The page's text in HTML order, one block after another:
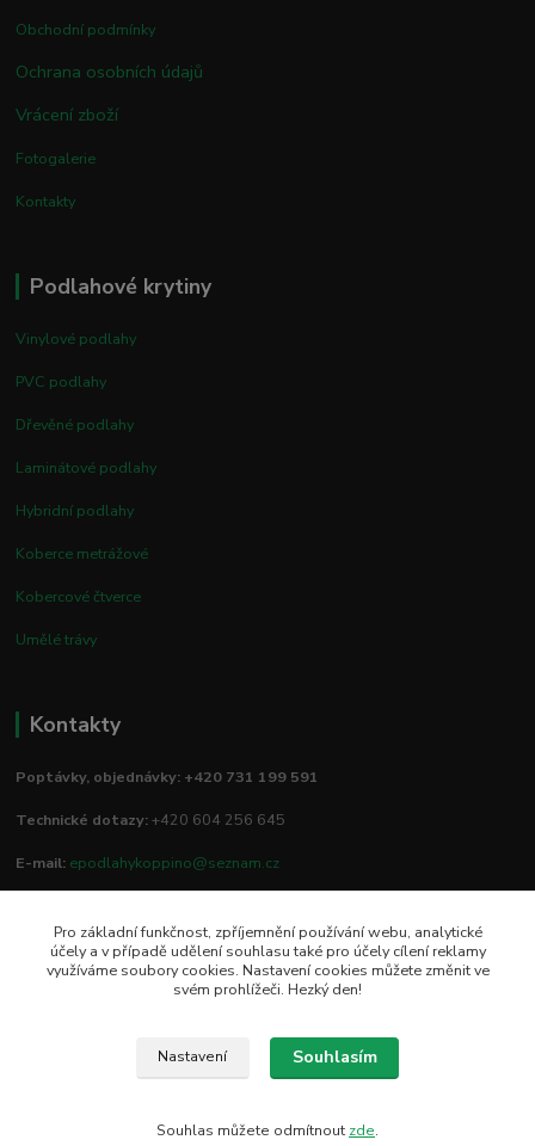
Obchodní podmínky
Ochrana osobních údajů
Vrácení zboží
Fotogalerie
Kontakty
Podlahové krytiny
Vinylové podlahy
PVC podlahy
Dřevěné podlahy
Laminátové podlahy
Hybridní podlahy
Koberce metrážové
Kobercové čtverce
Umělé trávy
Kontakty
Poptávky, objednávky: +420 731 199 591
Technické dotazy:+420 604 256 645
E-mail: epodlahykoppino@seznam.cz
Prodejna/vzorkovna:
Studio Podlah
Mírové náměstí 16/15
Pro základní funkčnost, zpříjemnění používání webu, analytické
účely a v případě udělení souhlasu také pro účely cílení reklamy
využíváme soubory cookies. Nastavení cookies můžete změnit ve
svém prohlížeči. Hezký den!
Nastavení Souhlasím
Souhlas můžete odmítnout zde.